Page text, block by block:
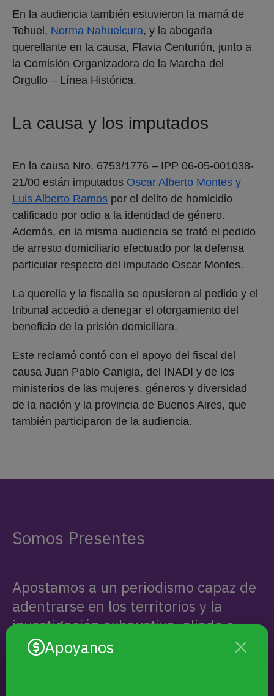
Apoyanos
En la audiencia también estuvieron la mamá de
Tehuel, Norma Nahuelcura, y la abogada
querellante en la causa, Flavia Centurión, junto a
la Comisión Organizadora de la Marcha del
Orgullo – Línea Histórica.
La causa y los imputados
En la causa Nro. 6753/1776 – IPP 06-05-001038-
21/00 están imputados Oscar Alberto Montes y
Luis Alberto Ramos por el delito de homicidio
calificado por odio a la identidad de género.
Además, en la misma audiencia se trató el pedido
de arresto domiciliario efectuado por la defensa
particular respecto del imputado Oscar Montes.
La querella y la fiscalía se opusieron al pedido y el
tribunal accedió a denegar el otorgamiento del
beneficio de la prisión domiciliara.
Este reclamó contó con el apoyo del fiscal del
causa Juan Pablo Canigia, del INADI y de los
ministerios de las mujeres, géneros y diversidad
de la nación y la provincia de Buenos Aires, que
también participaron de la audiencia.
Somos Presentes
Apostamos a un periodismo capaz de
adentrarse en los territorios y la
investigación exhaustiva, aliado a
nuevas tecnologías y formatos
narrativos. Queremos que lxs